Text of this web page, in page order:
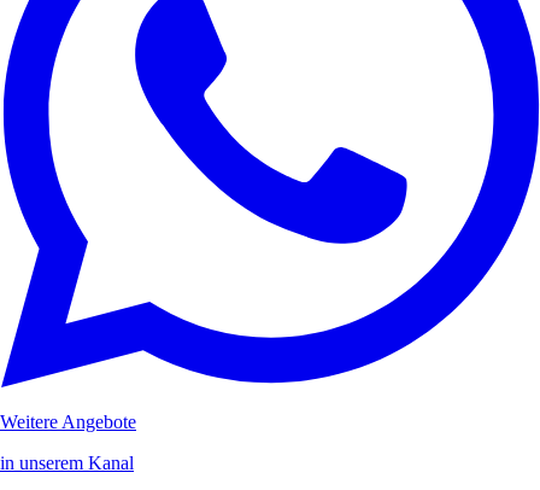
Weitere Angebote
in unserem Kanal